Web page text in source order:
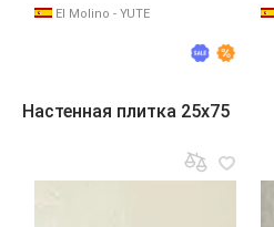
El Molino - YUTE
Настенная плитка 25x75